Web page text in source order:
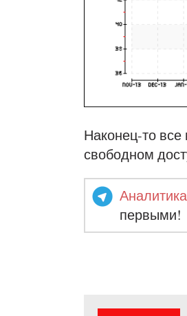
Наконец-то
свободном
первыми!